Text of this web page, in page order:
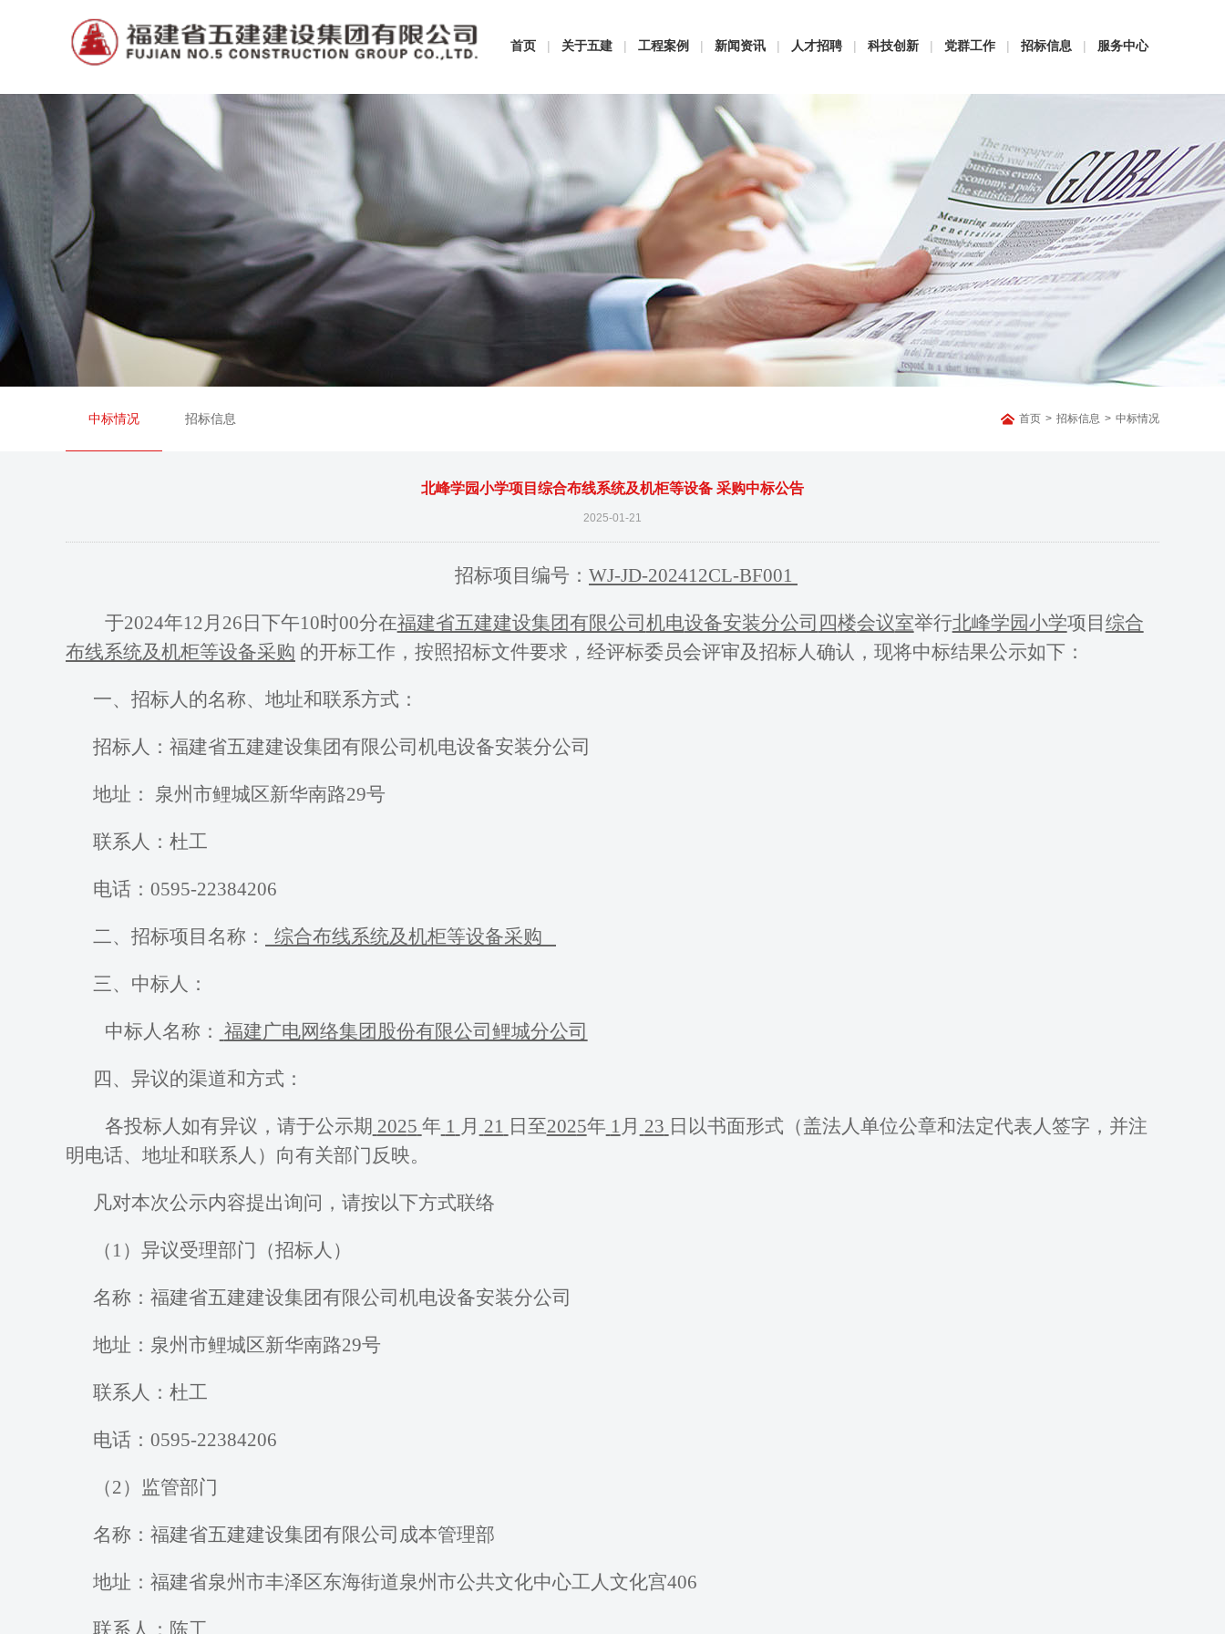
首页 | 关于五建 | 工程案例 | 新闻资讯 | 人才招聘 | 科技创新 | 党群工作 | 招标信息 | 服务中心
中标情况 招标信息 首页 > 招标信息 > 中标情况
北峰学园小学项目综合布线系统及机柜等设备 采购中标公告
2025-01-21
招标项目编号： WJ-JD-202412CL-BF001
于2024年12月 26 日 下午10时00分在福建省五建建设集团有限公司 机电设备安装分公司 四楼会议室举行北峰学园小学项目 综合
布线系统及机柜等设备采购 的开标工作，按照招标文件要求，经评标委员会评审及招标人确认，现将中标结果公示如下：
一、招标人的名称、地址和联系方式：
招标人：福建省五建建设集团有限公司 机电设备安装分公司
地址： 泉州市鲤城区新华南路29号
联系人： 杜工
电话： 0595-22384206
二、招标项目名称： 综合布线系统及机柜等设备采购
三、中标人：
中标人名称： 福建广电网络集团股份有限公司鲤城分公司
四、异议的渠道和方式：
各投标人如有异议，请于公示期 2025 年 1 月 21 日至2025年 1 月 23 日以书面形式（盖法人单位公章和法定代表人签字，并注
明电话、地址和联系人）向有关部门反映。
凡对本次公示内容提出询问，请按以下方式联络
（ 1）异议受理部门（招标人）
名称：福建省五建建设集团有限公司 机电设备安装分公司
地址：泉州市鲤城区新华南路29号
联系人： 杜工
电话： 0595-22384206
（2）监管部门
名称：福建省五建建设集团有限公司成本管理部
地址：福建省泉州市丰泽区东海街道泉州市公共文化中心工人文化宫406
联系人： 陈工